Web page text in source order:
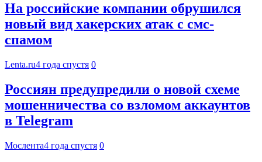
На российские компании обрушился
новый вид хакерских атак с смс-
спамом
Lenta.ru4 года спустя 0
Россиян предупредили о новой схеме
мошенничества со взломом аккаунтов
в Telegram
Мослента4 года спустя 0